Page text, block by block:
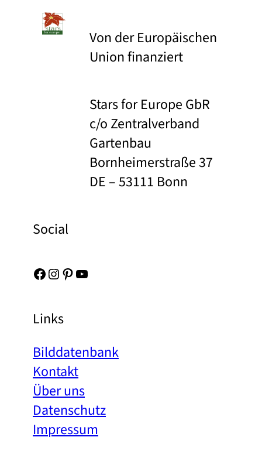
Von der Europäischen
Union finanziert
Stars for Europe GbR
c/o Zentralverband
Gartenbau
Bornheimerstraße 37
DE – 53111 Bonn
Social
Facebook Instagram Pinterest YouTube
Links
Bilddatenbank
Kontakt
Über uns
Datenschutz
Impressum